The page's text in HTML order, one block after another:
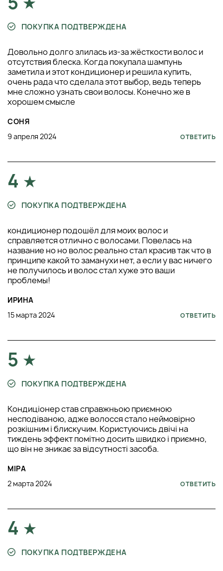
ПОКУПКА ПОДТВЕРЖДЕНА
Довольно долго злилась из-за жёсткости волос и
отсутствия блеска. Когда покупала шампунь
заметила и этот кондиционер и решила купить,
очень рада что сделала этот выбор, ведь теперь
мне сложно узнать свои волосы. Конечно же в
хорошем смысле
СОНЯ
9 апреля 2024
ОТВЕТИТЬ
4
ПОКУПКА ПОДТВЕРЖДЕНА
кондиционер подошёл для моих волос и
справляется отлично с волосами. Повелась на
название но но волос реально стал красив так что в
принципе какой то заманухи нет, а если у вас ничего
не получилось и волос стал хуже это ваши
проблемы!
ИРИНА
15 марта 2024
ОТВЕТИТЬ
5
ПОКУПКА ПОДТВЕРЖДЕНА
Кондиціонер став справжньою приємною
несподіваною, адже волосся стало неймовірно
розкішним і блискучим. Користуючись двічі на
тиждень эффект помітно досить швидко і приємно,
що він не зникає за відсутності засоба.
МІРА
2 марта 2024
ОТВЕТИТЬ
4
ПОКУПКА ПОДТВЕРЖДЕНА